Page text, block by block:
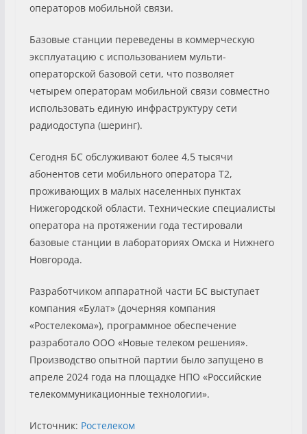
операторов мобильной связи.
Базовые станции переведены в коммерческую
эксплуатацию с использованием мульти-
операторской базовой сети, что позволяет
четырем операторам мобильной связи совместно
использовать единую инфраструктуру сети
радиодоступа (шеринг).
Сегодня БС обслуживают более 4,5 тысячи
абонентов сети мобильного оператора Т2,
проживающих в малых населенных пунктах
Нижегородской области. Технические специалисты
оператора на протяжении года тестировали
базовые станции в лабораториях Омска и Нижнего
Новгорода.
Разработчиком аппаратной части БС выступает
компания «Булат» (дочерняя компания
«Ростелекома»), программное обеспечение
разработало ООО «Новые телеком решения».
Производство опытной партии было запущено в
апреле 2024 года на площадке НПО «Российские
телекоммуникационные технологии».
Источник: Ростелеком